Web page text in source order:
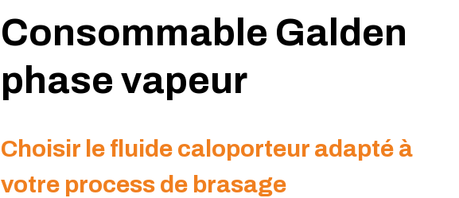
Consommable Galden
phase vapeur
Choisir le fluide caloporteur adapté à
votre process de brasage